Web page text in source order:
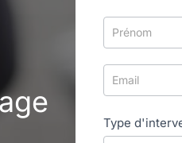
Formulaire
simple
avec
téléphone
Type